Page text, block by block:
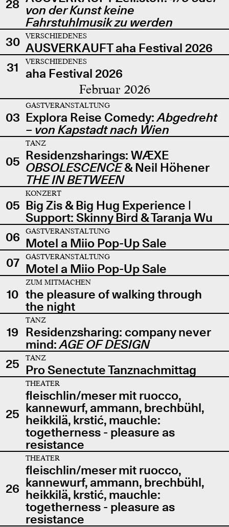
28 von der Kunst keine
Fahrstuhlmusik zu werden
30
VERSCHIEDENES
AUSVERKAUFT aha Festival 2026
31
VERSCHIEDENES
aha Festival 2026
Februar 2026
03
GASTVERANSTALTUNG
Explora Reise Comedy:Abgedreht
– von Kapstadt nach Wien
05
TANZ
Residenzsharings: WÆXE
OBSOLESCENCE& Neil Höhener
THE IN BETWEEN
05
KONZERT
Big Zis & Big Hug Experience |
Support: Skinny Bird & Taranja Wu
06
GASTVERANSTALTUNG
Motel a Miio Pop-Up Sale
07
GASTVERANSTALTUNG
Motel a Miio Pop-Up Sale
10
ZUM MITMACHEN
the pleasure of walking through
the night
19
TANZ
Residenzsharing: company never
mind:AGE OF DESIGN
25
TANZ
Pro Senectute Tanznachmittag
25
THEATER
fleischlin/meser mit ruocco,
kannewurf, ammann, brechbühl,
heikkilä, krstić, mauchle:
togetherness - pleasure as
resistance
26
THEATER
fleischlin/meser mit ruocco,
kannewurf, ammann, brechbühl,
heikkilä, krstić, mauchle:
togetherness - pleasure as
resistance